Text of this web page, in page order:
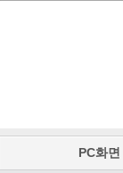
PC화면